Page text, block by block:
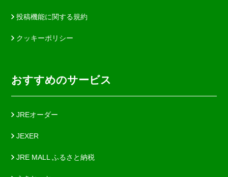
投稿機能に関する規約
クッキーポリシー
おすすめのサービス
JREオーダー
JEXER
JRE MALL ふるさと納税